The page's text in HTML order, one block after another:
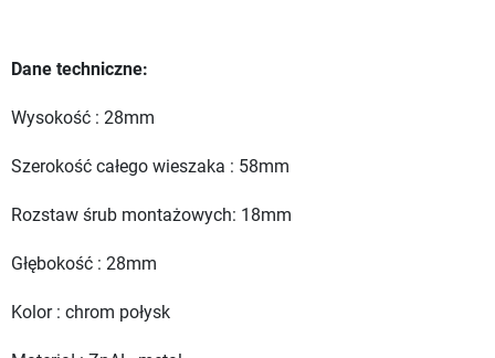
Dane techniczne:
Wysokość : 28mm
Szerokość całego wieszaka : 58mm
Rozstaw śrub montażowych: 18mm
Głębokość : 28mm
Kolor : chrom połysk